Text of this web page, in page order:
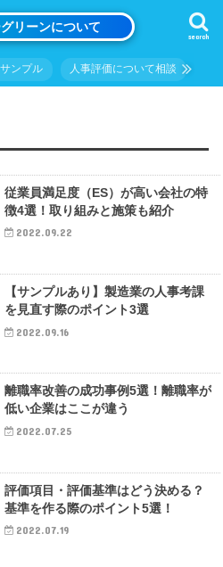
リーンについて
search
ンプル 人事評価について相談
従業員満足度（ES）が高い会社の特
徴4選！取り組みと施策も紹介
2022.09.22
【サンプルあり】製造業の人事考課
を見直す際のポイント3選
2022.09.16
離職率改善の成功事例5選！離職率が
低い企業はここが違う
2022.07.25
評価項目・評価基準はどう決める？
基準を作る際のポイント5選！
2022.07.19